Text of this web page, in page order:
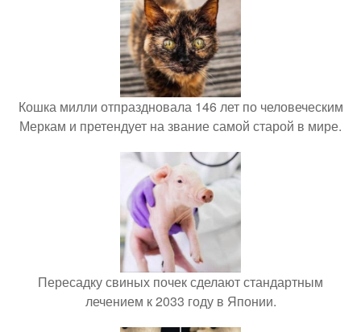
Кошка милли отпраздновала 146 лет по человеческим
Меркам и претендует на звание самой старой в мире.
Пересадку свиных почек сделают стандартным
лечением к 2033 году в Японии.